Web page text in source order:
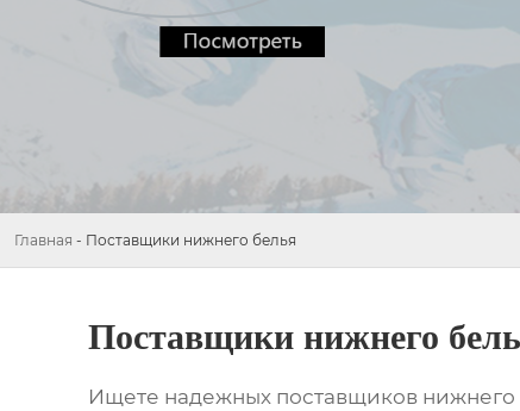
Главная - Поставщики нижнего белья
Поставщики нижнего
Ищете надежных поставщиков нижнего